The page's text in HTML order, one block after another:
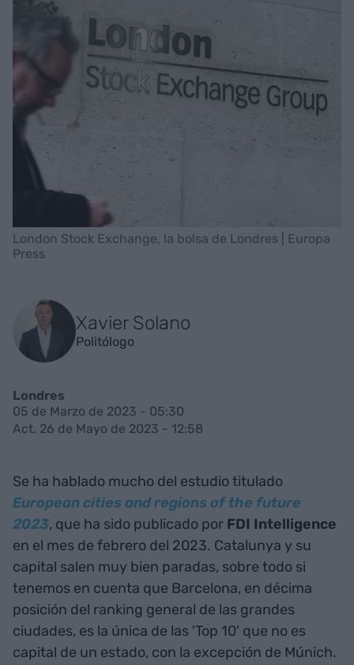
London Stock Exchange, la bolsa de Londres | Europa
Press
Xavier Solano
Politólogo
Londres
05 de Marzo de 2023 - 05:30
Act. 26 de Mayo de 2023 - 12:58
Se ha hablado mucho del estudio titulado
European cities and regions of the future
2023, que ha sido publicado por FDI Intelligence
en el mes de febrero del 2023. Catalunya y su
capital salen muy bien paradas, sobre todo si
tenemos en cuenta que Barcelona, en décima
posición del ranking general de las grandes
ciudades, es la única de las 'Top 10' que no es
capital de un estado, con la excepción de Múnich.